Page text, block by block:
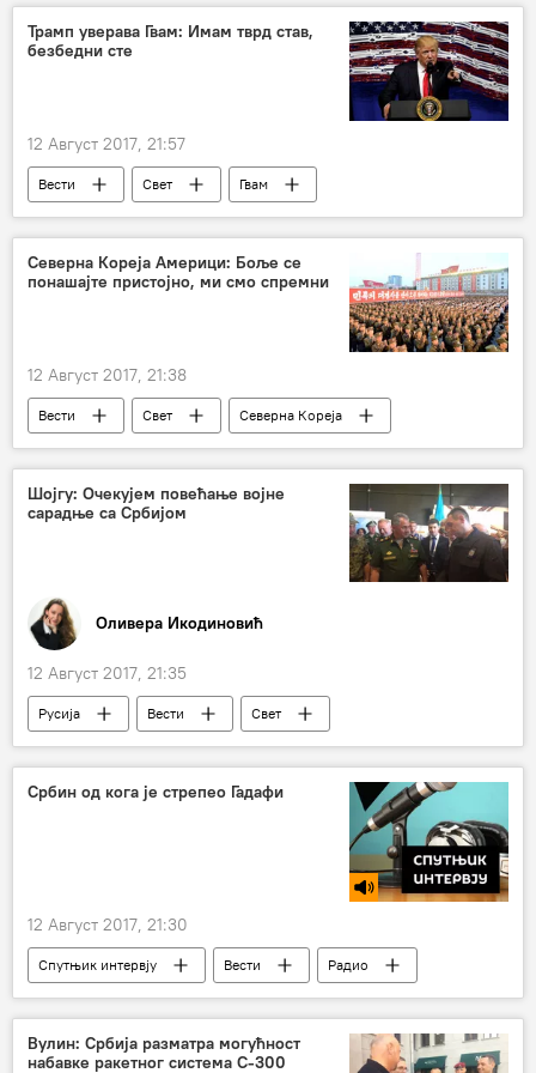
Трамп уверава Гвам: Имам тврд став,
безбедни сте
12 Август 2017, 21:57
Вести Свет
Гвам
Доналд Трамп
Северна Кореја Америци: Боље се
понашајте пристојно, ми смо спремни
12 Август 2017, 21:38
Вести Свет Северна Кореја
Шојгу: Очекујем повећање војне
сарадње са Србијом
Оливера Икодиновић
12 Август 2017, 21:35
Русија Вести
Свет
Александар Вулин
Сергеј Шојгу
Србин од кога је стрепео Гадафи
12 Август 2017, 21:30
Спутњик интервју Вести
Радио
Новак Вукоје
Вулин: Србија разматра могућност
набавке ракетног система С-300